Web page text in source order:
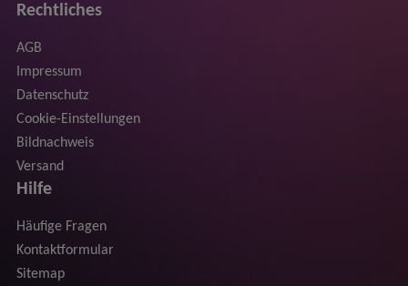
Rechtliches
AGB
Impressum
Datenschutz
Cookie-Einstellungen
Bildnachweis
Versand
Hilfe
Häufige Fragen
Kontaktformular
Sitemap